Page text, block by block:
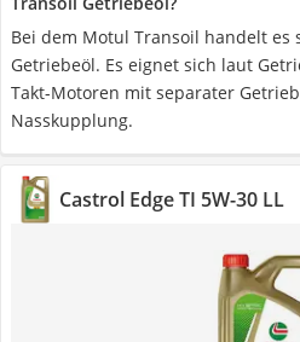
Bei dem Motul Transoil handelt es
Getriebeöl. Es eignet sich laut
Takt-Motoren mit separater
Nasskupplung.
Castrol Edge TI 5W-30 LL